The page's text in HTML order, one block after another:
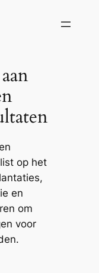
op het
en
om
voor